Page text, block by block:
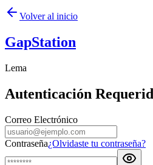
Volver al inicio
GapStation
Lema
Autenticación
Correo Electrónico
Contraseña¿Olvidaste tu contraseña?